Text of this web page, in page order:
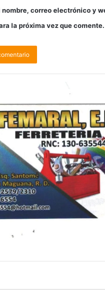
nombre, correo electrónico y
la próxima vez que comente.